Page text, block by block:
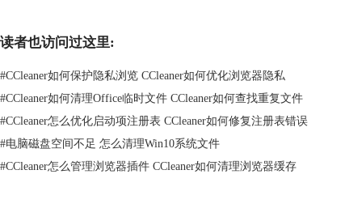
图2.【启用】窗口
三、浏览器插件
灵活地进行浏览器插件的管理。
可以从窗口中查看已安装的浏览器中存在的各种插件，以及这些插件的启
件。
读者也访问过这里:
#CCleaner如何保护隐私浏览 CCleaner如何优化浏览器隐私
#CCleaner如何清理Office临时文件 CCleaner如何查找重复文件
#CCleaner怎么优化启动项注册表 CCleaner如何修复注册表错误
#电脑磁盘空间不足 怎么清理Win10系统文件
#CCleaner怎么管理浏览器插件 CCleaner如何清理浏览器缓存